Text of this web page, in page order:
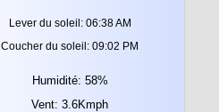
Lever du soleil: 06:38 AM
Coucher du soleil: 09:02 PM
Humidité: 58%
Vent: 3.6Kmph